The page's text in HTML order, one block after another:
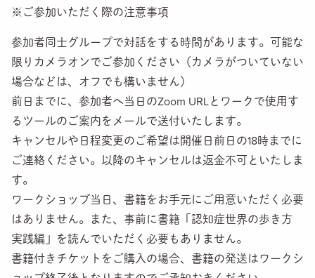
※ご参加いただく際の注意事項
参加者同士グループで対話をする時間があります。可能な
限りカメラオンでご参加ください（カメラがついていない
場合などは、オフでも構いません）
前日までに、参加者へ当日のZoom URLとワークで使用す
るツールのご案内をメールで送付いたします。
キャンセルや日程変更のご希望は開催日前日の18時までに
ご連絡ください。以降のキャンセルは返金不可といたしま
す。
ワークショップ当日、書籍をお手元にご用意いただく必要
はありません。また、事前に書籍「認知症世界の歩き方
実践編」を読んでいただく必要もありません。
書籍付きチケットをご購入の場合、書籍の発送はワークシ